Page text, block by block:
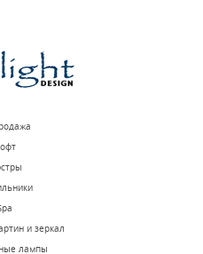
и зеркал
лампы